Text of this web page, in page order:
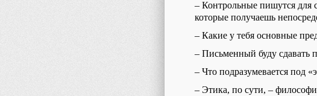
– Контрольные пишутся для
которые получаешь
– Какие у тебя основные
– Письменный буду сдавать
– Что подразумевается под «
– Этика, по сути, –